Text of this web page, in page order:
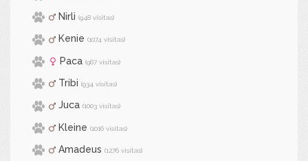
Nirli (948 visitas)
Kenie (1074 visitas)
Paca (967 visitas)
Tribi (934 visitas)
Juca (1003 visitas)
Kleine (1016 visitas)
Amadeus (1276 visitas)